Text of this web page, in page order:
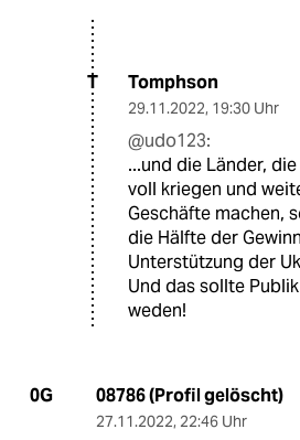
T Tomphson
29.11.2022, 19:30 Uhr
@udo123:
...und die Länder,
voll kriegen und
Geschäfte machen,
die Hälfte der
Unterstützung der
Und das sollte
weden!
0G 08786 (Profil gelöscht)
27.11.2022, 22:46 Uhr